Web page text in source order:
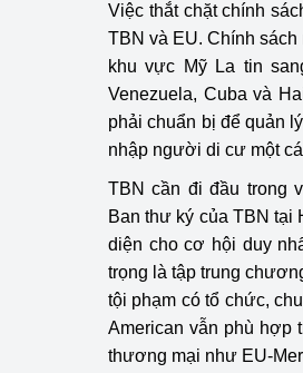
Việc thắt chặt chính
TBN và EU. Chính
khu vực Mỹ La tin
Venezuela, Cuba và
phải chuẩn bị để quản
nhập người di cư một
TBN cần đi đầu trong
Ban thư ký của TBN tại
diện cho cơ hội duy
trọng là tập trung
tội phạm có tổ chức,
American vẫn phù hợp
thương mại như EU-